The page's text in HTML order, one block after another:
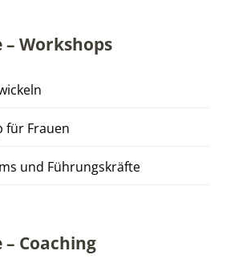
– Workshops
für Frauen
und Führungskräfte
Coaching